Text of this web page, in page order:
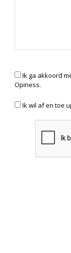
Ik ga akkoord
Opiness.
Ik wil af en toe